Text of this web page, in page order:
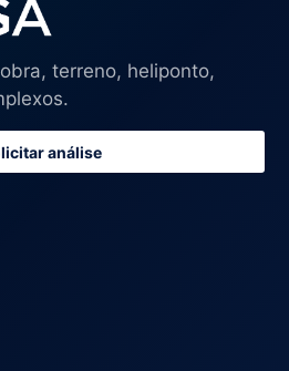
terreno, heliponto,
análise